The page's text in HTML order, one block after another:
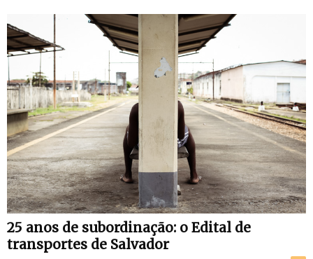
25 anos de subordinação: o Edital de
transportes de Salvador